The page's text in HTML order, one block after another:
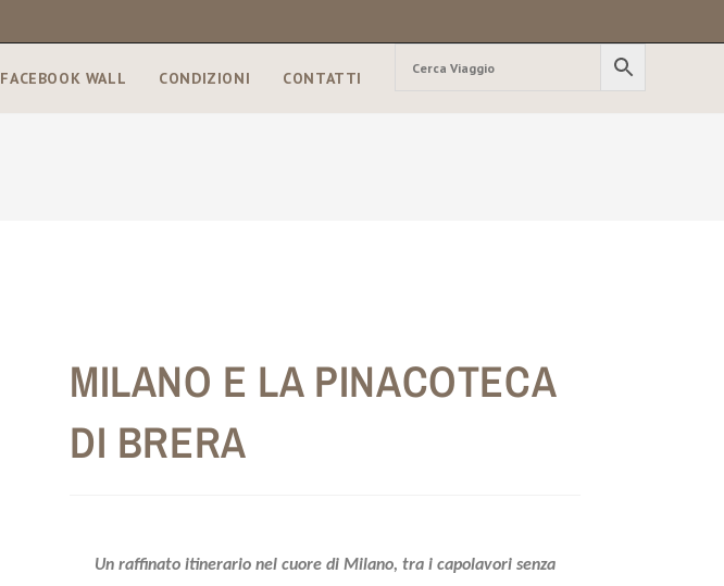
FACEBOOK WALL CONDIZIONI CONTATTI
MILANO E LA PINACOTECA
DI BRERA
Un raffinato itinerario nel cuore di Milano, tra i capolavori senza